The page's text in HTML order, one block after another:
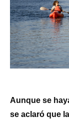
Aunque se
se aclaró que